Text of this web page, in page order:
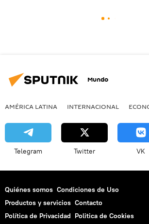
Mundo
AMÉRICA LATINA INTERNACIONAL
Telegram Twitter VK
Quiénes somos Condiciones de Uso
Productos y servicios Contacto
Política de Privacidad Politica de Cookies